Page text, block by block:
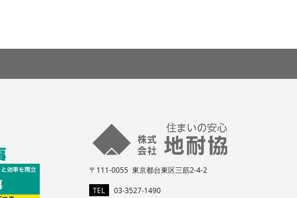
〒111-0055 東京都台東区三筋2-4-2
TEL
03-3527-1490